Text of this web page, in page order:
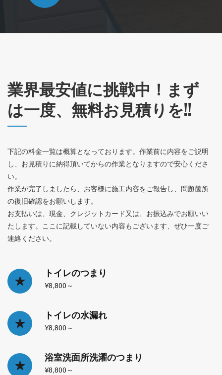
業界最安値に挑戦中！まず
は一度、無料お見積りを!!
下記の料金一覧は概算となっております。作業前に内容をご説明
し、お見積りに納得頂いてからの作業となりますので安心くださ
い。
作業が完了しましたら、お客様に施工内容をご報告し、問題箇所
の復旧確認をお願いします。
お支払いは、現金、クレジットカード又は、お振込みでお願いい
たします。ここに記載していない内容もございます、ぜひ一度ご
連絡ください。
トイレのつまり
¥8,800～
トイレの水漏れ
¥8,800～
浴室洗面所洗濯のつまり
¥8,800～